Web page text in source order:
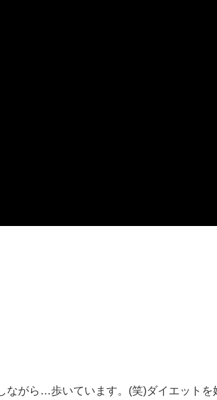
ながら…歩いています。(笑)ダイエットを